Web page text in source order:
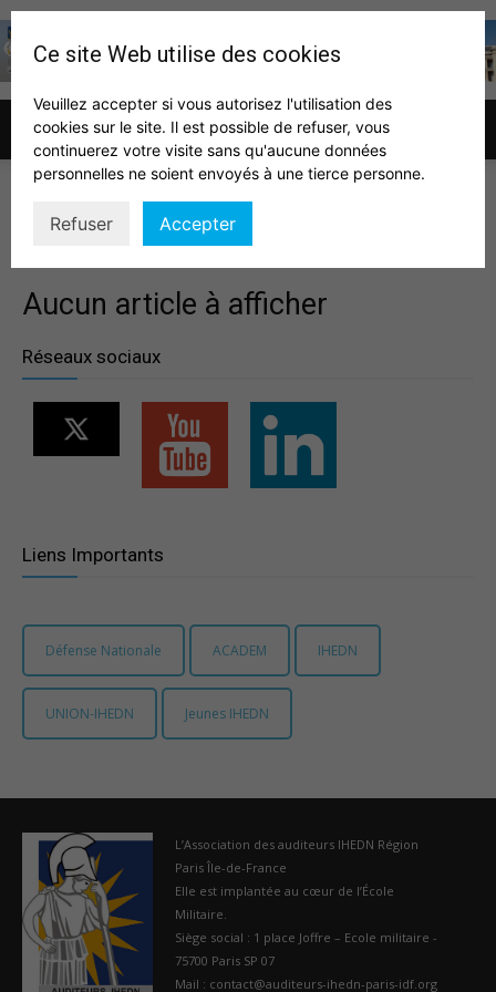
Association
IHEDN
Région
DÉPARTEMENT ACTUALITÉ
Aucun article à afficher
Réseaux sociaux
Liens Importants
Défense Nationale ACADEM IHEDN
UNION-IHEDN Jeunes IHEDN
L’Association des auditeurs IHEDN Région
Paris Île-de-France
Elle est implantée au cœur de l’École
Militaire.
Siège social : 1 place Joffre – Ecole militaire -
75700 Paris SP 07
Mail : contact@auditeurs-ihedn-paris-idf.org
Ce site Web utilise des cookies
Veuillez accepter si vous autorisez l'utilisation des
cookies sur le site. Il est possible de refuser, vous
continuerez votre visite sans qu'aucune données
personnelles ne soient envoyés à une tierce personne.
Refuser Accepter